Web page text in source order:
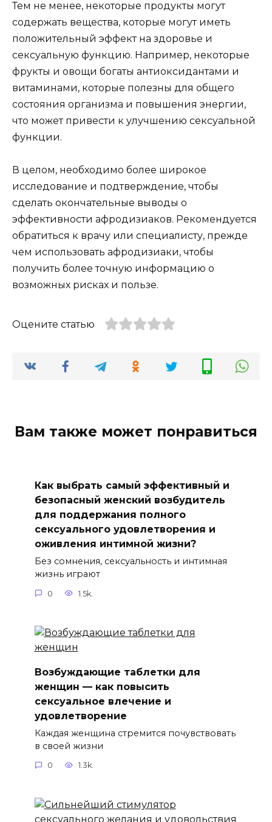
Тем не менее, некоторые продукты могут
содержать вещества, которые могут иметь
положительный эффект на здоровье и
сексуальную функцию. Например, некоторые
фрукты и овощи богаты антиоксидантами и
витаминами, которые полезны для общего
состояния организма и повышения энергии,
что может привести к улучшению сексуальной
функции.
В целом, необходимо более широкое
исследование и подтверждение, чтобы
сделать окончательные выводы о
эффективности афродизиаков. Рекомендуется
обратиться к врачу или специалисту, прежде
чем использовать афродизиаки, чтобы
получить более точную информацию о
возможных рисках и пользе.
Оцените статью
Вам также может понравиться
Как выбрать самый эффективный и
безопасный женский возбудитель
для поддержания полного
сексуального удовлетворения и
оживления интимной жизни?
Без сомнения, сексуальность и интимная
жизнь играют
0 1.5k.
Возбуждающие таблетки для
женщин — как повысить
сексуальное влечение и
удовлетворение
Каждая женщина стремится почувствовать
в своей жизни
0 1.3k.